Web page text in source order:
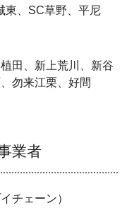
東、SC草野、平尼
田、新上荒川、新谷
、勿来江栗、好間
業者
チェーン）